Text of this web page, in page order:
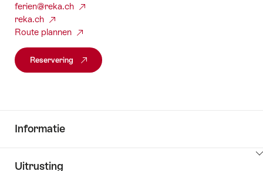
ferien@reka.ch
reka.ch
Route plannen
Reservering
Informatie
Uitrusting